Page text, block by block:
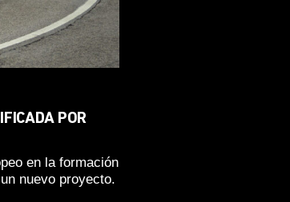
POR
en la formación
nuevo proyecto.